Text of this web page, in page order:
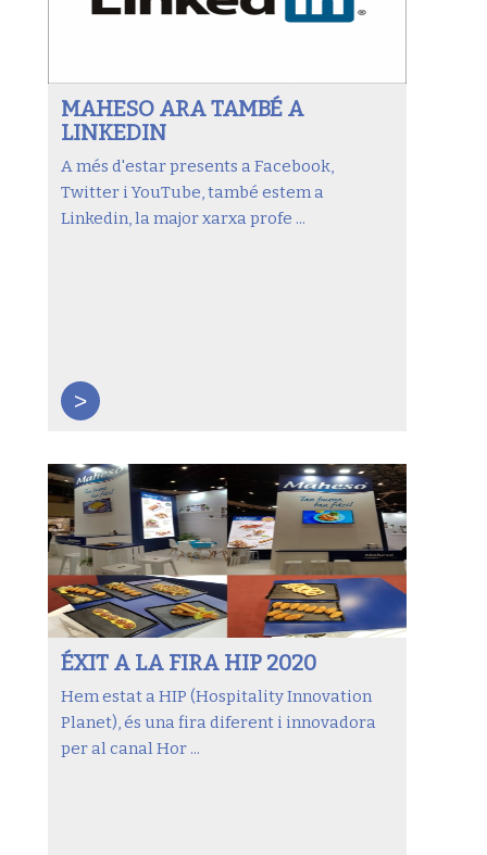
MAHESO ARA TAMBÉ A
LINKEDIN
A més d'estar presents a Facebook,
Twitter i YouTube, també estem a
Linkedin, la major xarxa profe ...
>
ÉXIT A LA FIRA HIP 2020
Hem estat a HIP (Hospitality Innovation
Planet), és una fira diferent i innovadora
per al canal Hor ...